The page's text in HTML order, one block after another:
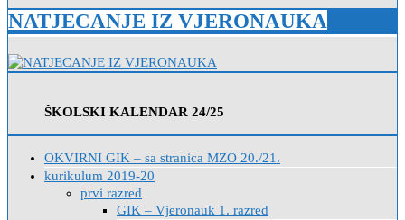
NATJECANJE IZ VJERONAUKA
ŠKOLSKI KALENDAR 24/25
OKVIRNI GIK – sa stranica MZO 20./21.
kurikulum 2019-20
prvi razred
GIK – Vjeronauk 1. razred